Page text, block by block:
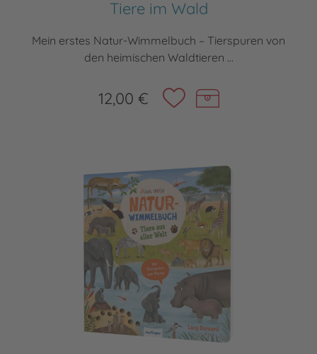
Tiere im Wald
Mein erstes Natur-Wimmelbuch – Tierspuren von
den heimischen Waldtieren ...
12,00 €